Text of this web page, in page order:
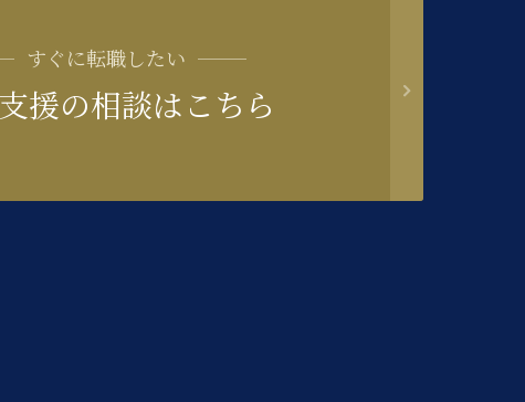
すぐに転職したい
援の相談はこちら